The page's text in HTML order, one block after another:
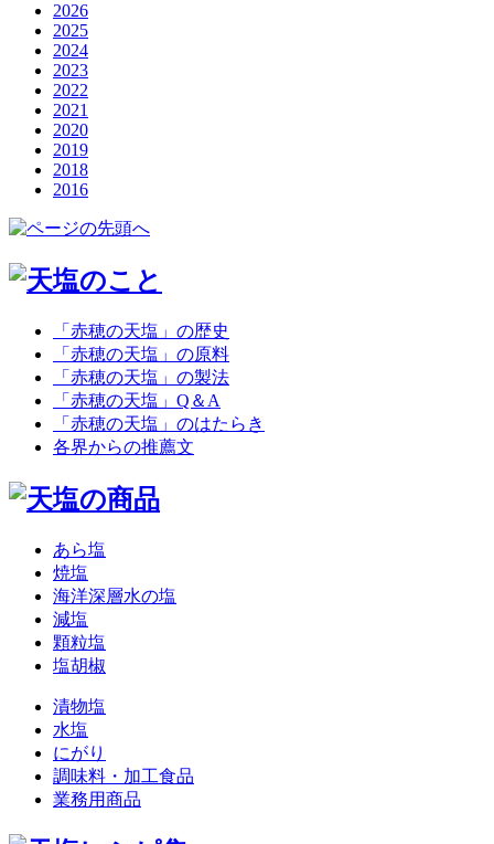
2026
2025
2024
2023
2022
2021
2020
2019
2018
2016
「赤穂の天塩」の歴史
「赤穂の天塩」の原料
「赤穂の天塩」の製法
「赤穂の天塩」Q＆A
「赤穂の天塩」のはたらき
各界からの推薦文
あら塩
焼塩
海洋深層水の塩
減塩
顆粒塩
塩胡椒
漬物塩
水塩
にがり
調味料・加工食品
業務用商品